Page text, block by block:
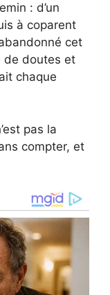
: d’un
à coparent
cet
de doutes et
chaque
pas la
compter, et